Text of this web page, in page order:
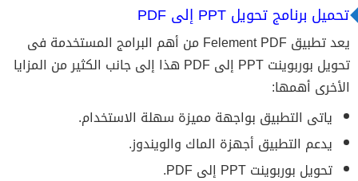
تحميل برنامج تحويل PPT إلى PDF
يعد تطبيق Felement PDF من أهم البرامج المستخدمة فى
تحويل بوربوينت PPT إلى PDF هذا إلى جانب الكثير من المزايا
الأخرى أهمها:
ياتى التطبيق بواجهة مميزة سهلة الاستخدام.
يدعم التطبيق أجهزة الماك والويندوز.
تحويل بوربوينت PPT إلى PDF.